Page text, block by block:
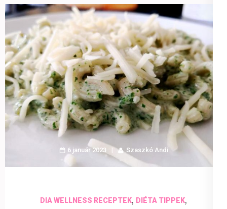
6 január 2023 Szaszkó Andi
DIA WELLNESS RECEPTEK, DIÉTA TIPPEK,